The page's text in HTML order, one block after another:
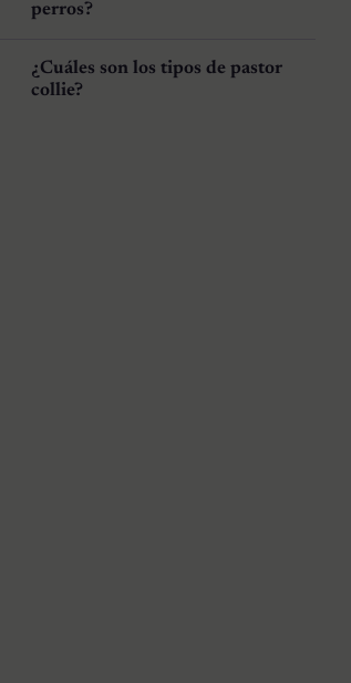
perros?
¿Cuáles son los tipos de pastor
collie?